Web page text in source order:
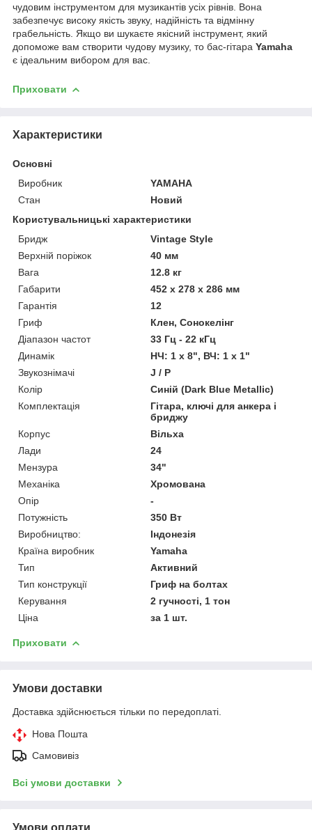
чудовим інструментом для музикантів усіх рівнів. Вона
забезпечує високу якість звуку, надійність та відмінну
грабельність. Якщо ви шукаєте якісний інструмент, який
допоможе вам створити чудову музику, то бас-гітара Yamaha
є ідеальним вибором для вас.
Приховати
Характеристики
Основні
Виробник
YAMAHA
Стан
Новий
Користувальницькі характеристики
Бридж
Vintage Style
Верхній поріжок
40 мм
Вага
12.8 кг
Габарити
452 x 278 x 286 мм
Гарантія
12
Гриф
Клен, Сонокелінг
Діапазон частот
33 Гц - 22 кГц
Динамік
НЧ: 1 х 8", ВЧ: 1 х 1"
Звукознімачі
J / P
Колір
Синій (Dark Blue Metallic)
Комплектація
Гітара, ключі для анкера і
бриджу
Корпус
Вільха
Лади
24
Мензура
34"
Механіка
Хромована
Опір
-
Потужність
350 Вт
Виробництво:
Індонезія
Країна виробник
Yamaha
Тип
Активний
Тип конструкції
Гриф на болтах
Керування
2 гучності, 1 тон
Ціна
за 1 шт.
Приховати
Умови доставки
Доставка здійснюється тільки по передоплаті.
Нова Пошта
Самовивіз
Всі умови доставки
Умови оплати